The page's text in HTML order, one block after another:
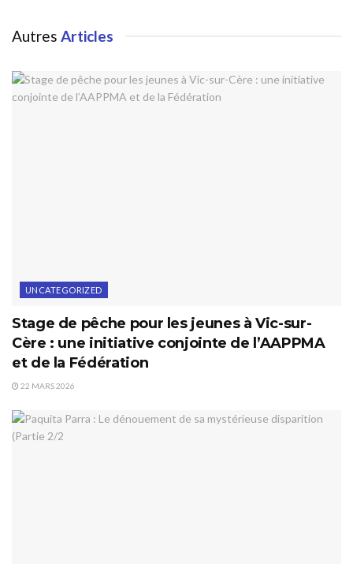
Autres Articles
UNCATEGORIZED
Stage de pêche pour les jeunes à Vic-sur-
Cère : une initiative conjointe de l’AAPPMA
et de la Fédération
22 MARS 2026